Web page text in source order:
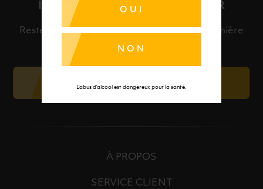
OUI
NON
L’abus d’alcool est dangereux pour la santé.
INSCRIPTION À LA NEWSLETTER
Restez informé et découvrez en avant-première
nos meilleures offres et nos actualités.
JE M'INSCRIS
À PROPOS
SERVICE CLIENT